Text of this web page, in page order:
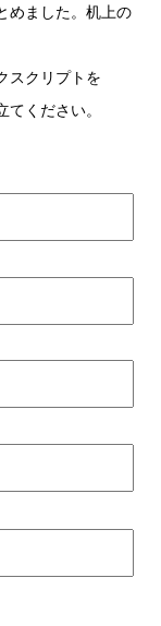
めました。机上の
スクリプトを
ください。